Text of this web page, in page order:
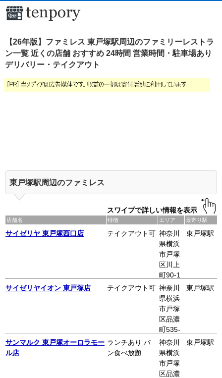
【26年版】ファミレス 東戸塚駅周辺のファミリーレストラ
ン一覧 近くの店舗 おすすめ 24時間 営業時間・駐車場あり
デリバリー・テイクアウト
東戸塚駅周辺のファミレス
スワイプで詳しい情報を表示
店舗名 特徴 エリア 最寄り駅
サイゼリヤ 東戸塚西口店 テイクアウト可 神奈川
県横浜
市戸塚
区川上
町90-1
アップ
ル東戸
塚ビル1
F
東戸塚駅
サイゼリヤイオン 東戸塚店 テイクアウト可 神奈川
県横浜
市戸塚
区品濃
町535-
1 イオ
ン東戸
塚4F
東戸塚駅
サンマルク 東戸塚オーロラモー
ル店
ランチあり パ
ン食べ放題
神奈川
県横浜
市戸塚
区品濃
東戸塚駅